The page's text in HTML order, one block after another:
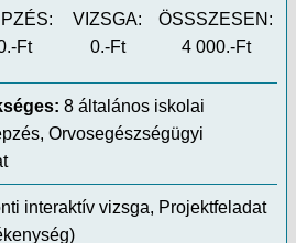
Ft
VIZSGA:
0.-Ft
ÖSSSZESEN:
4 000.-Ft
8 általános iskolai
Orvosegészségügyi
interaktív vizsga, Projektfeladat